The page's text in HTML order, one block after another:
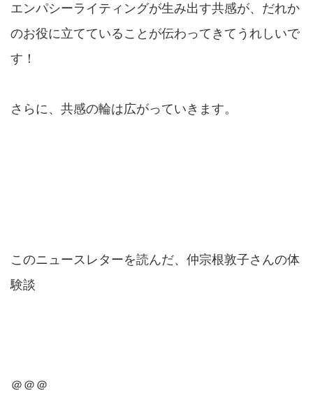
エンパシーライティングが生み出す共感が、だれか
のお役に立てていることが伝わってきてうれしいで
す！
さらに、共感の輪は広がっていきます。
このニュースレターを読んだ、仲宗根敦子さんの体
験談
＠＠＠